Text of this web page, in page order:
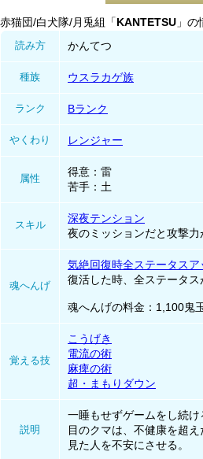
赤猫団/白犬隊/月兎組「 KANTETSU 」の
読み方
かんてつ
種族 ウスラカゲ族
ランク Bランク
やくわり レンジャー
属性
得意：雷
苦手：土
スキル
深夜テンション
夜のミッションだと攻撃力
魂へんげ
気絶回復時全ステータスア
復活した時、全ステータス
魂へんげの料金：1,100鬼
覚える技
こうげき
電流の術
麻痺の術
超・まもりダウン
説明
一睡もせずゲームをし続け
目のクマは、不健康を超
見た人を不安にさせる。